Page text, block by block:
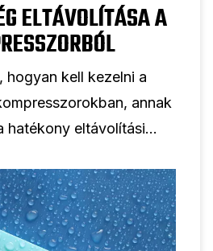
ELTÁVOLÍTÁSA A
hogyan kell kezelni a
annak
hatékony eltávolítási
berendezésekről.